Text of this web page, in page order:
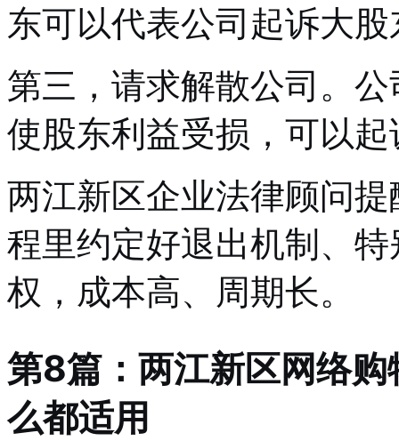
东可以代表公司起诉大股
第三，请求解散公司。
使股东利益受损，可以
两江新区企业法律顾问
程里约定好退出机制、
权，成本高、周期长。
第8篇：两江新区网络
么都适用